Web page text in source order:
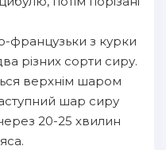
французьки з курки
різних сорти сиру.
верхнім шаром
шар сиру
20-25 хвилин